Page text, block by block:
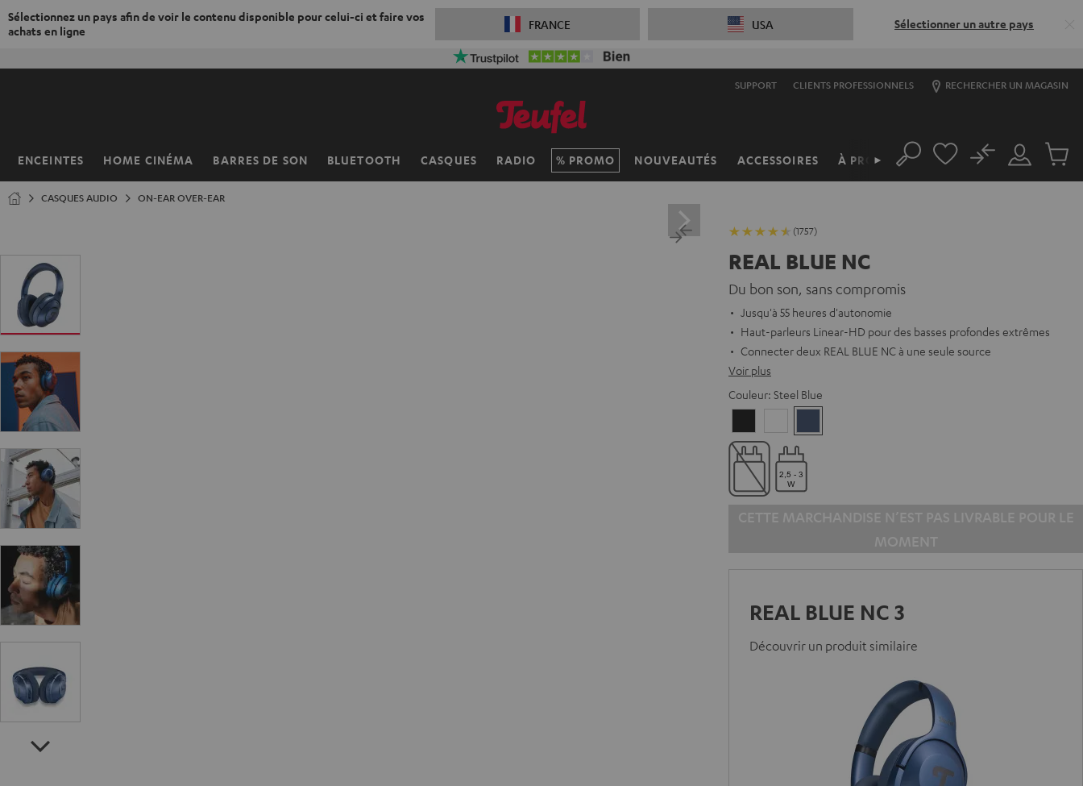
Sélectionnez un pays afin de voir le contenu disponible pour celui-ci et faire vos
achats en ligne
FRANCE USA Sélectionner un autre pays
SUPPORT CLIENTS PROFESSIONNELS RECHERCHER UN MAGASIN
ENCEINTES HOME CINÉMA BARRES DE SON BLUETOOTH CASQUES RADIO PROMO NOUVEAUTÉS ACCESSOIRES À PROPOS
►
Page
Rechercher
Mon
compte
No
CASQUES AUDIO ON-EAR OVER-EAR
(1757)
REAL BLUE NC
Du bon son, sans compromis
Jusqu'à 55 heures d'autonomie
Haut-parleurs Linear-HD pour des basses profondes extrêmes
Connecter deux REAL BLUE NC à une seule source
Voir plus
Couleur: Steel Blue
White Blue
REAL BLUE NC 3
Découvrir un produit similaire